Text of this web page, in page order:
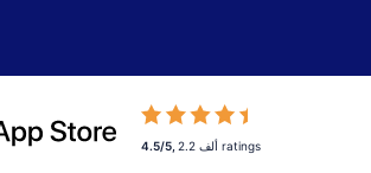
4.5/5, 2.2 ألف ratings